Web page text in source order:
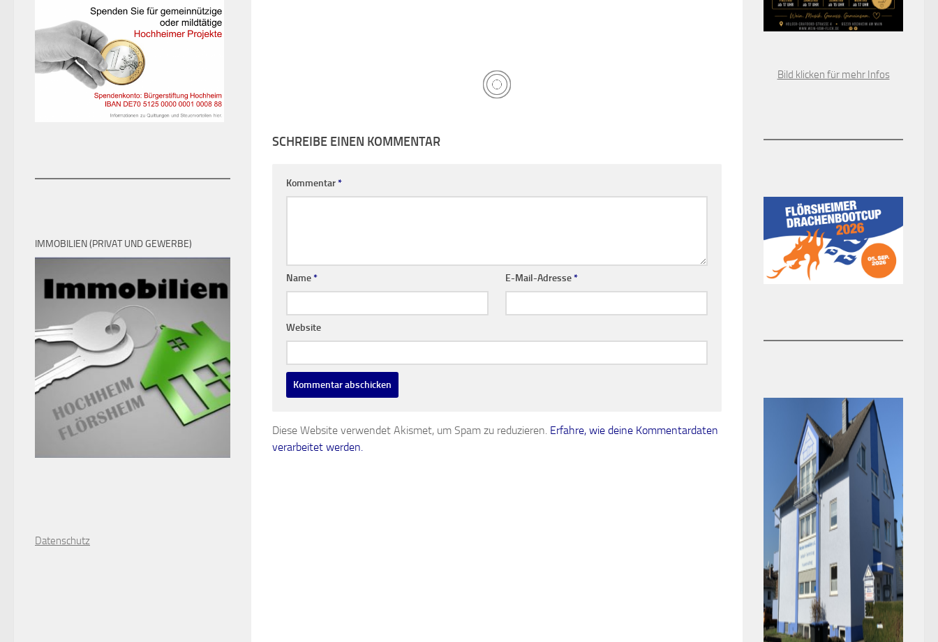
SCHREIBE EINEN KOMMENTAR
Kommentar*
Name* E-Mail-Adresse*
Website
Diese Website verwendet Akismet, um Spam zu reduzieren. Erfahre, wie deine Kommentardaten
verarbeitet werden.
IMMOBILIEN (PRIVAT UND GEWERBE)
Datenschutz
Bild klicken für mehr Infos